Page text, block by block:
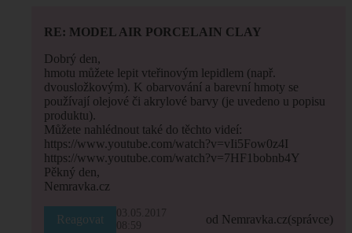
RE: MODEL AIR PORCELAIN CLAY
Dobrý den,
hmotu můžete lepit vteřinovým lepidlem (např.
dvousložkovým). K obarvování a barevní hmoty se
používají olejové či akrylové barvy (je uvedeno u popisu
produktu).
Můžete nahlédnout také do těchto videí:
https://www.youtube.com/watch?v=vIi5Fow0z4I
https://www.youtube.com/watch?v=7HF1bobnb4Y
Pěkný den,
Nemravka.cz
Reagovat
03.05.2017
08:59
od Nemravka.cz(správce)